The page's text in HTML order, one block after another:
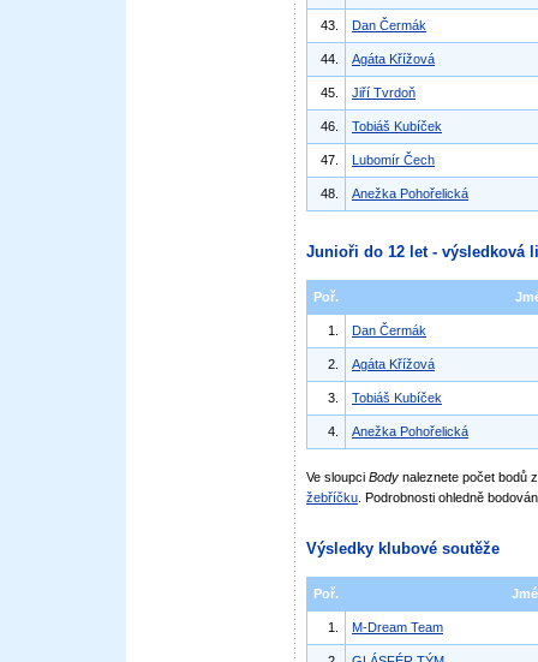
43. Dan Čermák
44. Agáta Křížová
45. Jiří Tvrdoň
46. Tobiáš Kubíček
47. Lubomír Čech
48. Anežka Pohořelická
Junioři do 12 let - výsledková
Poř.
1. Dan Čermák
2. Agáta Křížová
3. Tobiáš Kubíček
4. Anežka Pohořelická
Ve sloupci Body naleznete počet bodů
žebříčku . Podrobnosti ohledně
Výsledky klubové soutěže
Poř.
1. M-Dream Team